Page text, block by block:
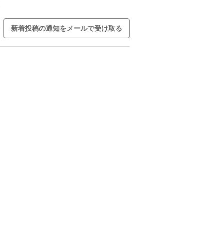
新着投稿の通知をメールで受け取る